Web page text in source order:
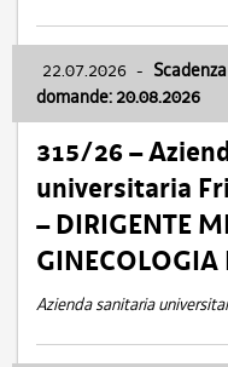
22.07.2026 -
domande: 20.08.2026
315/26 –
universitaria
– DIRIGENTE
GINECOLOGIA
Azienda sanitaria